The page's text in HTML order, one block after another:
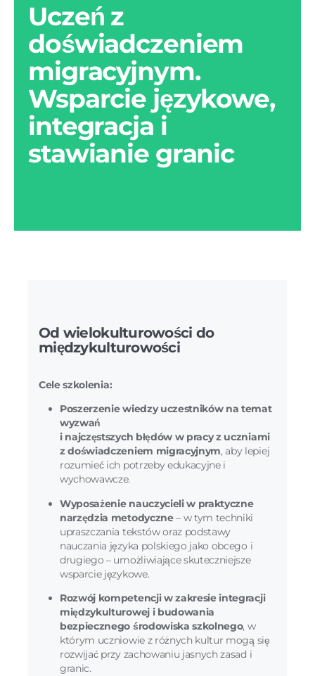
Uczeń z
doświadczeniem
migracyjnym.
Wsparcie językowe,
integracja i
stawianie granic
Od wielokulturowości do
międzykulturowości
Cele szkolenia:
Poszerzenie wiedzy uczestników na temat
wyzwań
i najczęstszych błędów w pracy z uczniami
z doświadczeniem migracyjnym, aby lepiej
rozumieć ich potrzeby edukacyjne i
wychowawcze.
Wyposażenie nauczycieli w praktyczne
narzędzia metodyczne– w tym techniki
upraszczania tekstów oraz podstawy
nauczania języka polskiego jako obcego i
drugiego – umożliwiające skuteczniejsze
wsparcie językowe.
Rozwój kompetencji w zakresie integracji
międzykulturowej i budowania
bezpiecznego środowiska szkolnego, w
którym uczniowie z różnych kultur mogą się
rozwijać przy zachowaniu jasnych zasad i
granic.